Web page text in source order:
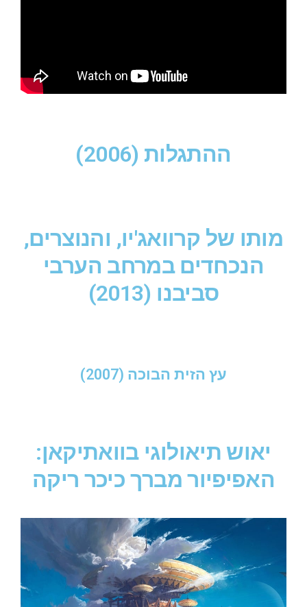
ההתגלות (2006)
מותו של קרוואג'יו, והנוצרים,
הנכחדים במרחב הערבי
סביבנו (2013)
עץ הזית הבוכה (2007)
יאוש תיאולוגי בוואתיקאן:
האפיפיור מברך כיכר ריקה